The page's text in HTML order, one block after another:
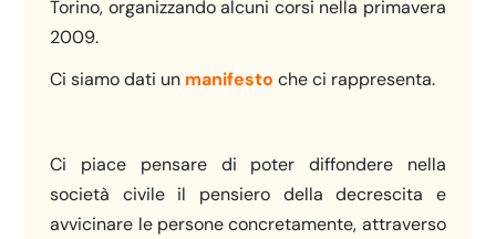
Torino, organizzando alcuni corsi nella primavera
2009.
Ci siamo dati un manifesto che ci rappresenta.
Ci piace pensare di poter diffondere nella
società civile il pensiero della decrescita e
avvicinare le persone concretamente, attraverso